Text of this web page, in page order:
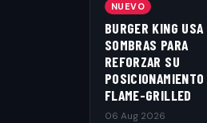
NUEVO
BURGER KING USA
SOMBRAS PARA
REFORZAR SU
POSICIONAMIENTO
FLAME-GRILLED
06 Aug 2026